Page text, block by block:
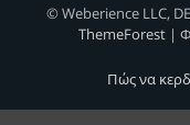
© Weberience LLC,
ThemeForest|
Πώς να